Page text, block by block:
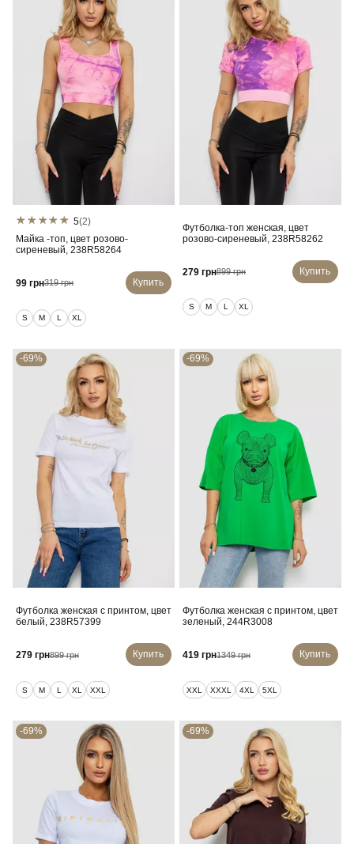
5(2)
Майка -топ, цвет розово-
сиреневый, 238R58264
99 грн319 грн Купить
S M L XL
Футболка-топ женская, цвет
розово-сиреневый, 238R58262
279 грн899 грн Купить
S M L XL
-69%
Футболка женская с принтом, цвет
белый, 238R57399
279 грн899 грн Купить
S M L XL XXL
-69%
Футболка женская с принтом, цвет
зеленый, 244R3008
419 грн1349 грн Купить
XXL XXXL 4XL 5XL
-69% -69%